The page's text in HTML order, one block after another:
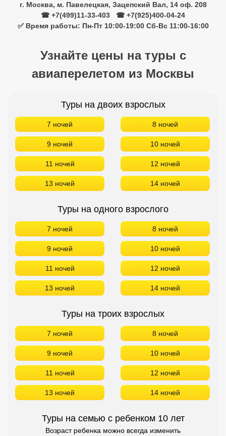
г. Москва, м. Павелецкая, Зацепский Вал, 14 оф. 208
☎ +7(499)11-33-403
☎ +7(925)400-04-24
✅ Время работы: Пн-Пт 10:00-19:00 Сб-Вс 11:00-16:00
Узнайте цены на туры с
авиаперелетом из Москвы
Туры на двоих взрослых
7 ночей 8 ночей
9 ночей 10 ночей
11 ночей 12 ночей
13 ночей 14 ночей
Туры на одного взрослого
7 ночей 8 ночей
9 ночей 10 ночей
11 ночей 12 ночей
13 ночей 14 ночей
Туры на троих взрослых
7 ночей 8 ночей
9 ночей 10 ночей
11 ночей 12 ночей
13 ночей 14 ночей
Туры на семью с ребенком 10 лет
Возраст ребенка можно всегда изменить